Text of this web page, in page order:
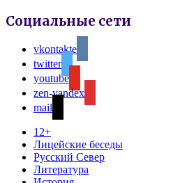
Социальные сети
vkontakte
twitter
youtube
zen-yandex
mail
12+
Лицейские беседы
Русский Север
Литература